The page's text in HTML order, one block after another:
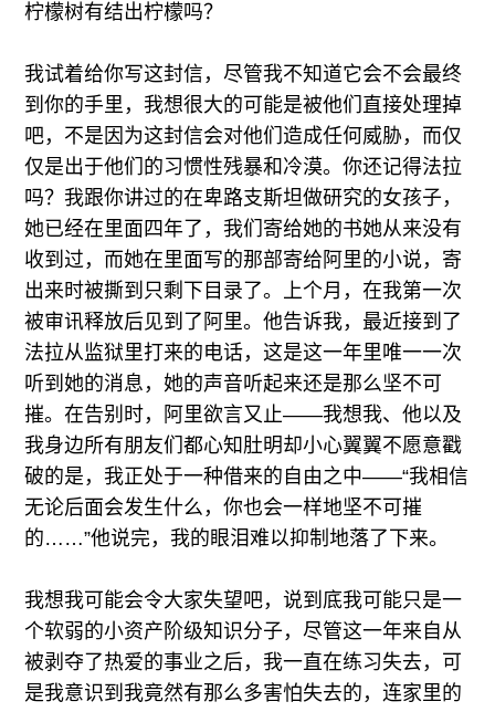
柠檬树有结出柠檬吗？
我试着给你写这封信，尽管我不知道它会不会最终
到你的手里，我想很大的可能是被他们直接处理掉
吧，不是因为这封信会对他们造成任何威胁，而仅
仅是出于他们的习惯性残暴和冷漠。你还记得法拉
吗？我跟你讲过的在卑路支斯坦做研究的女孩子，
她已经在里面四年了，我们寄给她的书她从来没有
收到过，而她在里面写的那部寄给阿里的小说，寄
出来时被撕到只剩下目录了。上个月，在我第一次
被审讯释放后见到了阿里。他告诉我，最近接到了
法拉从监狱里打来的电话，这是这一年里唯一一次
听到她的消息，她的声音听起来还是那么坚不可
摧。在告别时，阿里欲言又止——我想我、他以及
我身边所有朋友们都心知肚明却小心翼翼不愿意戳
破的是，我正处于一种借来的自由之中——“我相信
无论后面会发生什么，你也会一样地坚不可摧
的……”他说完，我的眼泪难以抑制地落了下来。
我想我可能会令大家失望吧，说到底我可能只是一
个软弱的小资产阶级知识分子，尽管这一年来自从
被剥夺了热爱的事业之后，我一直在练习失去，可
是我意识到我竟然有那么多害怕失去的，连家里的